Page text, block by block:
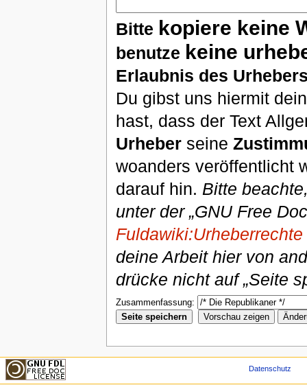
Bitte kopiere keine
benutze keine
Erlaubnis des
Du gibst uns hiermit
hast, dass der Text
Urheberseine
woanders veröffentlicht
darauf hin. Bitte
unter der „GNU Free
Fuldawiki:Urheberrechte
deine Arbeit hier von
drücke nicht auf „Seite
Zusammenfassung:
Datenschutz